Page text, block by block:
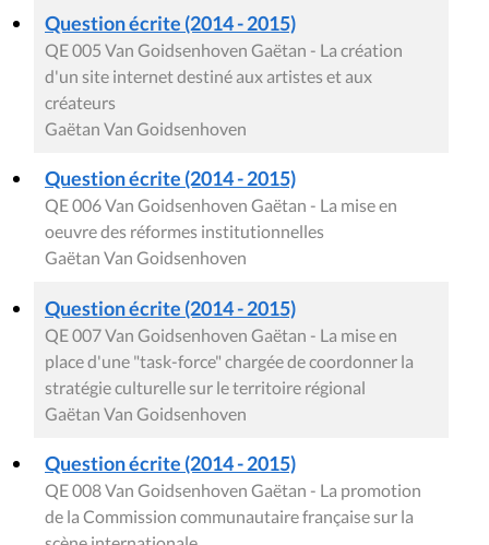
Question écrite (2014 - 2015)
QE 005 Van Goidsenhoven Gaëtan - La création
d'un site internet destiné aux artistes et aux
créateurs
Gaëtan Van Goidsenhoven
Question écrite (2014 - 2015)
QE 006 Van Goidsenhoven Gaëtan - La mise en
oeuvre des réformes institutionnelles
Gaëtan Van Goidsenhoven
Question écrite (2014 - 2015)
QE 007 Van Goidsenhoven Gaëtan - La mise en
place d'une "task-force" chargée de coordonner la
stratégie culturelle sur le territoire régional
Gaëtan Van Goidsenhoven
Question écrite (2014 - 2015)
QE 008 Van Goidsenhoven Gaëtan - La promotion
de la Commission communautaire française sur la